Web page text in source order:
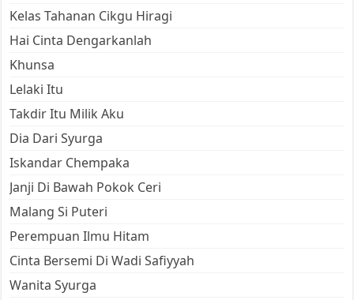
Kelas Tahanan Cikgu Hiragi
Hai Cinta Dengarkanlah
Khunsa
Lelaki Itu
Takdir Itu Milik Aku
Dia Dari Syurga
Iskandar Chempaka
Janji Di Bawah Pokok Ceri
Malang Si Puteri
Perempuan Ilmu Hitam
Cinta Bersemi Di Wadi Safiyyah
Wanita Syurga